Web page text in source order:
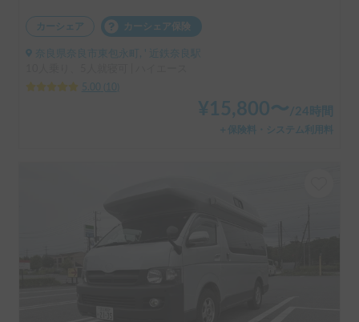
カーシェア カーシェア保険
5.00
¥ 15,800〜/24時間
＋保険料・システム利用料